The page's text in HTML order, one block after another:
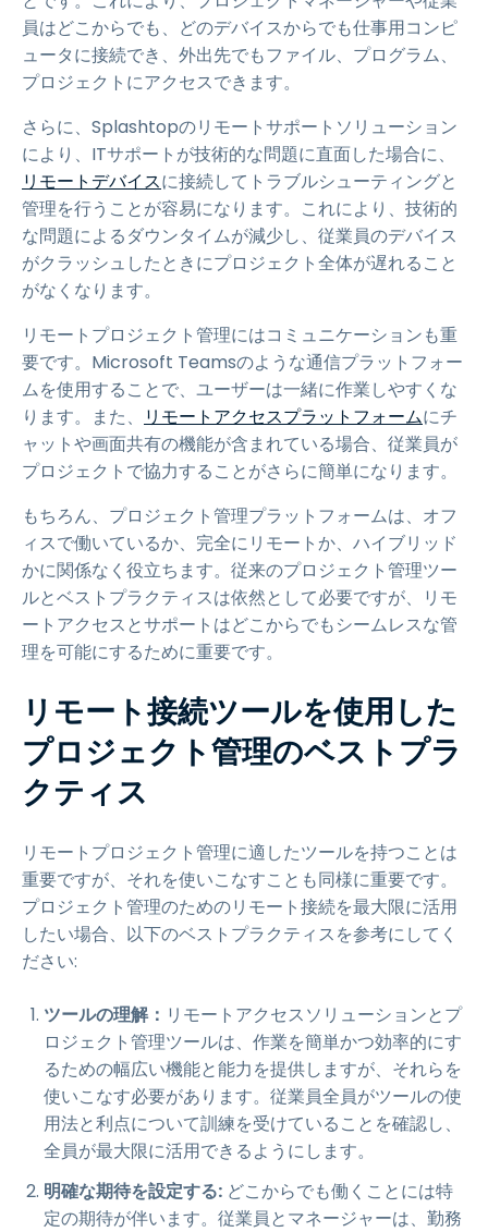
員はどこからでも、どのデバイスからでも仕事用コンピ
ュータに接続でき、外出先でもファイル、プログラム、
プロジェクトにアクセスできます。
さらに、Splashtopのリモートサポートソリューション
により、ITサポートが技術的な問題に直面した場合に、
リモートデバイスに接続してトラブルシューティングと
管理を行うことが容易になります。これにより、技術的
な問題によるダウンタイムが減少し、従業員のデバイス
がクラッシュしたときにプロジェクト全体が遅れること
がなくなります。
リモートプロジェクト管理にはコミュニケーションも重
要です。Microsoft Teamsのような通信プラットフォー
ムを使用することで、ユーザーは一緒に作業しやすくな
ります。また、
リモートアクセスプラットフォームにチ
ャットや画面共有の機能が含まれている場合、従業員が
プロジェクトで協力することがさらに簡単になります。
もちろん、プロジェクト管理プラットフォームは、オフ
ィスで働いているか、完全にリモートか、ハイブリッド
かに関係なく役立ちます。従来のプロジェクト管理ツー
ルとベストプラクティスは依然として必要ですが、リモ
ートアクセスとサポートはどこからでもシームレスな管
理を可能にするために重要です。
リモート接続ツールを使用した
プロジェクト管理のベストプラ
クティス
リモートプロジェクト管理に適したツールを持つことは
重要ですが、それを使いこなすことも同様に重要です。
プロジェクト管理のためのリモート接続を最大限に活用
したい場合、以下のベストプラクティスを参考にしてく
ださい:
ツールの理解： リモートアクセスソリューションとプ
ロジェクト管理ツールは、作業を簡単かつ効率的にす
るための幅広い機能と能力を提供しますが、それらを
使いこなす必要があります。従業員全員がツールの使
用法と利点について訓練を受けていることを確認し、
全員が最大限に活用できるようにします。
明確な期待を設定する: どこからでも働くことには特
定の期待が伴います。従業員とマネージャーは、勤務